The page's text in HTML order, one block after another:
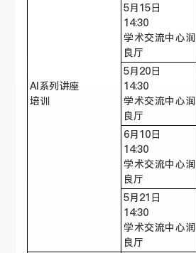
AI系列讲座
培训
5月15日
14:30
学术交流中心润
良厅
5月20日
14:30
学术交流中心润
良厅
6月10日
14:30
学术交流中心润
良厅
5月21日
14:30
学术交流中心润
良厅